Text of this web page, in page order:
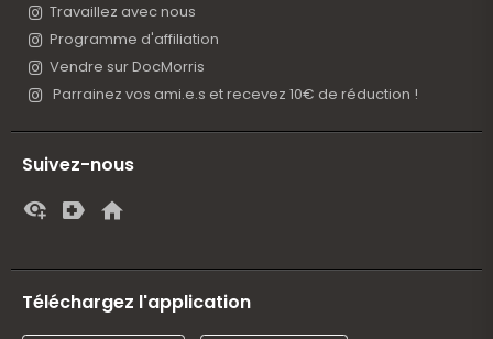
Travaillez avec nous
Programme d'affiliation
Vendre sur DocMorris
Parrainez vos ami.e.s et recevez 10€ de réduction !
Suivez-nous
Téléchargez l'application